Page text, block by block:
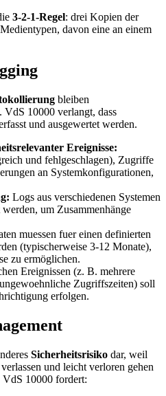
3-2-1-Regel: drei Kopien der
davon eine an einem
bleiben
VdS 10000 verlangt, dass
und ausgewertet werden.
Ereignisse:
und fehlgeschlagen), Zugriffe
an Systemkonfigurationen,
Logs aus verschiedenen Systemen
um Zusammenhänge
muessen fuer einen definierten
(typischerweise 3-12 Monate),
zu ermöglichen.
Ereignissen (z. B. mehrere
Zugriffszeiten) soll
erfolgen.
Sicherheitsrisiko dar, weil
und leicht verloren gehen
VdS 10000 fordert: